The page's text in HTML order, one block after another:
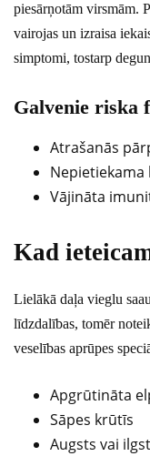
piesārņotām virsmām.
vairojas un izraisa
simptomi, tostarp
Galvenie riska
Atrašanās
Nepietiekama
Vājināta
Kad
Lielākā daļa vieglu
līdzdalības, tomēr
veselības aprūpes
Apgrūtināta
Sāpes krūtīs
Augsts vai